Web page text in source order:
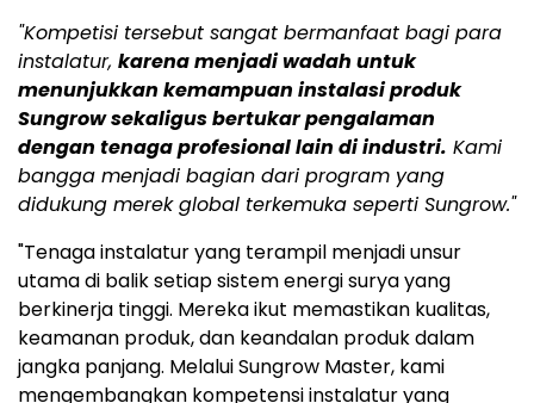
"Kompetisi tersebut sangat bermanfaat bagi para
instalatur, karena menjadi wadah untuk
menunjukkan kemampuan instalasi produk
Sungrow sekaligus bertukar pengalaman
dengan tenaga profesional lain di industri. Kami
bangga menjadi bagian dari program yang
didukung merek global terkemuka seperti Sungrow."
"Tenaga instalatur yang terampil menjadi unsur
utama di balik setiap sistem energi surya yang
berkinerja tinggi. Mereka ikut memastikan kualitas,
keamanan produk, dan keandalan produk dalam
jangka panjang. Melalui Sungrow Master, kami
mengembangkan kompetensi instalatur yang